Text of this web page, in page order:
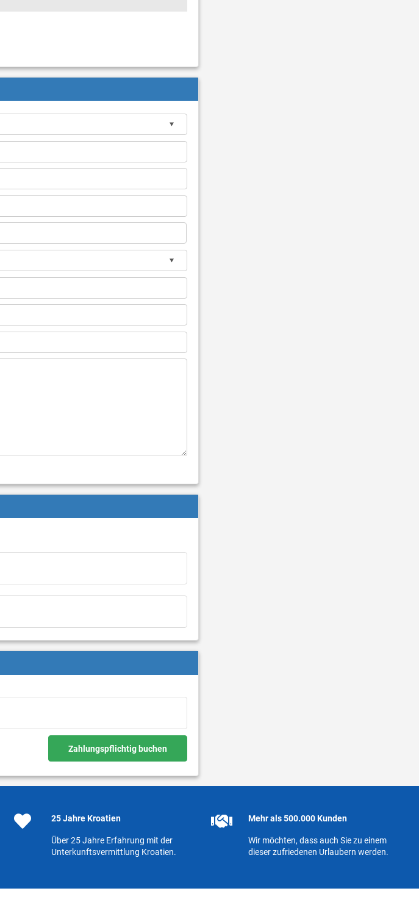
Zahlungspflichtig buchen
25 Jahre Kroatien
Über 25 Jahre Erfahrung mit der
Unterkunftsvermittlung Kroatien.
Mehr als 500.000 Kunden
Wir möchten, dass auch Sie zu einem
dieser zufriedenen Urlaubern werden.